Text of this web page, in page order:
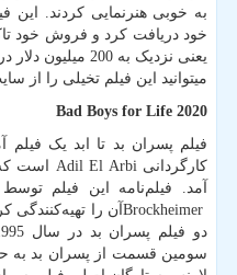
به خوبی هنرنمایی کردند. این
یعنی نزدیک به
میتوانید این فیلم تخیلی را از
Bad Boys for Life 2020
فیلم پسران بد تا ابد یک
کارگردانی Adil El Arbi است که
آمد. فیلم‌نامه این فیلم توسط
Brockheimerآن را تهیه‌کنندگی
سومین قسمت از پسران بد به